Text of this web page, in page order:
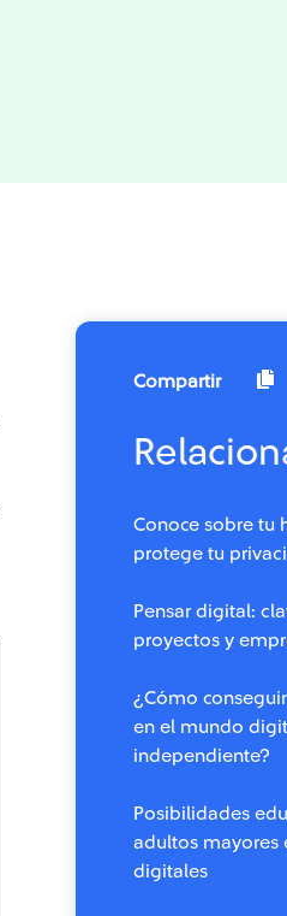
Compartir
Conoce sobre tu
protege tu
Pensar digital:
proyectos y
¿Cómo
en el mundo
independiente?
Posibilidades
adultos mayores
digitales